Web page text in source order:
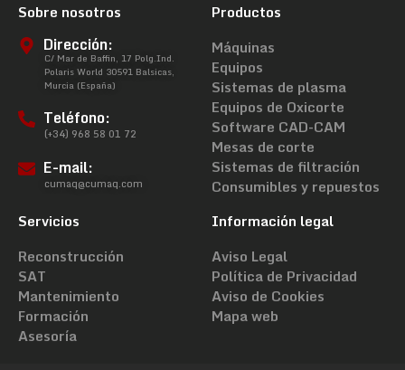
Sobre nosotros
Dirección:
C/ Mar de Baffin, 17 Polg.Ind.
Polaris World 30591 Balsicas,
Murcia (España)
Teléfono:
(+34) 968 58 01 72
E-mail:
cumaq@cumaq.com
Productos
Máquinas
Equipos
Sistemas de plasma
Equipos de Oxicorte
Software CAD-CAM
Mesas de corte
Sistemas de filtración
Consumibles y repuestos
Servicios
Reconstrucción
SAT
Mantenimiento
Formación
Asesoría
Información legal
Aviso Legal
Política de Privacidad
Aviso de Cookies
Mapa web